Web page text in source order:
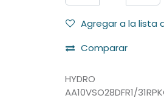
Agregar a la lista
Comparar
HYDRO
AA10VSO28DFR1/